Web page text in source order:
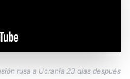
rusa a Ucrania 23 días después